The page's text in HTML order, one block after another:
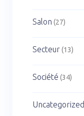
Salon (27)
Secteur(13)
Société (34)
Uncategorized